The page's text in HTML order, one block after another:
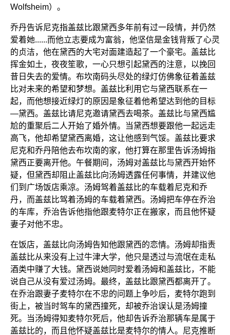
Wolfsheim）。
乔丹告诉尼克指盖兹比跟黛西多年前有过一段情，并仍然
爱着她......而他立志要成为富翁，他坚信是金钱背叛了心灵
的贞洁，他在黛西的大宅对面建造起了一个豪宅。盖兹比
挥金如土，夜夜笙歌，一心只想引起黛西的注意，以挽回
昔日失去的爱情。布坎南码头尽处的绿灯仿佛象征着盖兹
比对未来的希望和梦想。盖兹比利用它与黛西联系在一
起，而他想接近绿灯的原因是象征着他希望达到他的目标
—黛西。盖兹比请尼克邀请黛西去喝茶。盖兹比与黛西尴
尬的重聚后二人开始了婚外情。当黛西想要跟他一起远走
高飞，他却希望黛西离婚，这让他感到气馁。盖兹比要求
尼克和乔丹陪他去布坎南的家，他打算在那里告诉汤姆指
黛西正要离开他。午餐期间，汤姆对盖兹比与黛西开始怀
疑，但黛西却阻止盖兹比向汤姆透露任何事情，并建议他
们到广场饭店乘凉。汤姆驾着盖兹比的车载着尼克和乔
丹，而盖兹比驾着汤姆的车载着黛西。汤姆把车停在乔治
的车库，乔治告诉他指他跟麦特尔正在搬家，而且他怀疑
妻子对他不忠。
在饭店，盖兹比向汤姆告知他跟黛西的恋情。汤姆却指责
盖兹比从来没有上过牛津大学，他只是透过与流氓在走私
酒类中赚了大钱。黛西说她同时爱着汤姆和盖兹比，不能
说自己从没有爱过汤姆。最终，盖兹比跟黛西都离开了。
在乔治跟妻子麦特尔在不忠的问题上争吵后，麦特尔跑到
街上，被当时驾车的黛西撞死，却被乔治误认是汤姆撞
死。当汤姆得知麦特尔死后，他却告诉乔治那辆车是属于
盖兹比的，而且他怀疑盖兹比是麦特尔的情人。尼克推断